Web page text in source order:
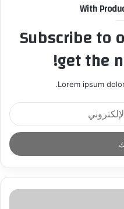
With
Subscribe to
get the
Lorem ipsum